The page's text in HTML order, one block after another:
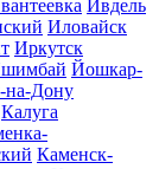
Ивдель
Иловайск
Иркутск
Йошкар-
на-Дону
Калуга
Каменск-